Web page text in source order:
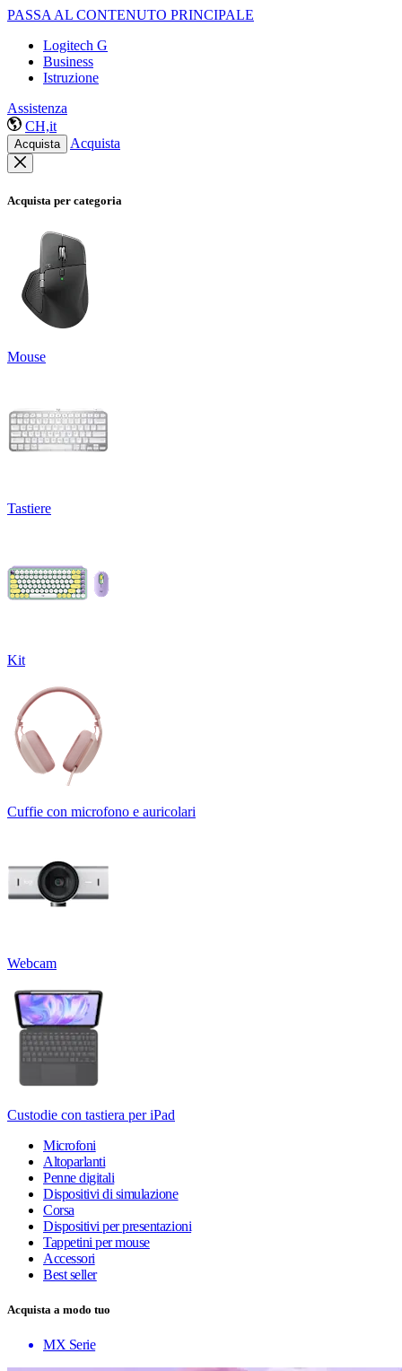
PASSA AL CONTENUTO PRINCIPALE
Logitech G
Business
Istruzione
Assistenza
CH,it
Acquista Acquista
Acquista per categoria
Mouse
Tastiere
Kit
Cuffie con microfono e auricolari
Webcam
Custodie con tastiera per iPad
Microfoni
Altoparlanti
Penne digitali
Dispositivi di simulazione
Corsa
Dispositivi per presentazioni
Tappetini per mouse
Accessori
Best seller
Acquista a modo tuo
MX Serie